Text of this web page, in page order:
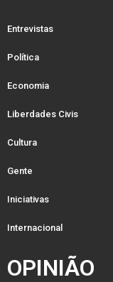
Entrevistas
Política
Economia
Liberdades Civis
Cultura
Gente
Iniciativas
Internacional
OPINIÃO